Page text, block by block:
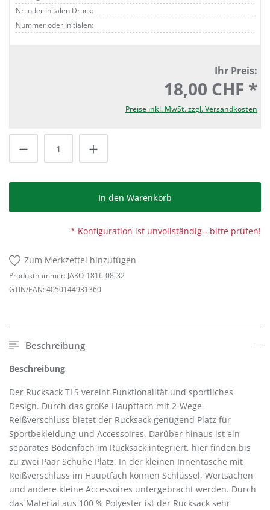
Nr. oder Initalen Druck:
Nummer oder Initialen:
Ihr Preis:
18,00 CHF *
Preise inkl. MwSt. zzgl. Versandkosten
Produkt Anzahl: Gib den gewünschten
In den Warenkorb
* Konfiguration ist unvollständig - bitte prüfen!
Zum Merkzettel hinzufügen
Produktnummer: JAKO-1816-08-32
GTIN/EAN: 4050144931360
Beschreibung
Beschreibung
Der Rucksack TLS vereint Funktionalität und sportliches
Design. Durch das große Hauptfach mit 2-Wege-
Reißverschluss bietet der Rucksack genügend Platz für
Sportbekleidung und Accessoires. Darüber hinaus ist ein
separates Bodenfach im Rucksack integriert, hier finden bis
zu zwei Paar Schuhe Platz. In der kleinen Innentasche mit
Reißverschluss im Hauptfach können Schlüssel, Wertsachen
und andere kleine Accessoires untergebracht werden. Durch
das Material aus 100 % Polyester ist der Rucksack sehr